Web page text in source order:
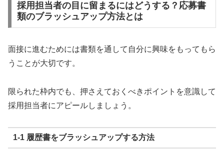
採用担当者の目に留まるにはどうする？応募書
類のブラッシュアップ方法とは
面接に進むためには書類を通して自分に興味をもってもら
うことが大切です。
限られた枠内でも、押さえておくべきポイントを意識して
採用担当者にアピールしましょう。
1-1 履歴書をブラッシュアップする方法